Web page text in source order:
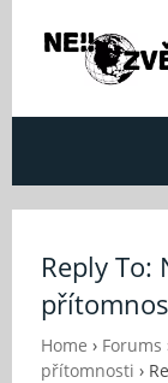
Reply
Home › Forums
přítomnosti ›